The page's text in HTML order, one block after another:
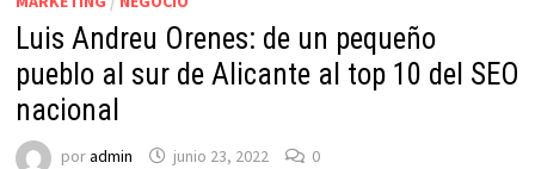
Luis Andreu Orenes: de un pequeño
pueblo al sur de Alicante al top 10 del SEO
nacional
poradmin junio 23, 2022 0